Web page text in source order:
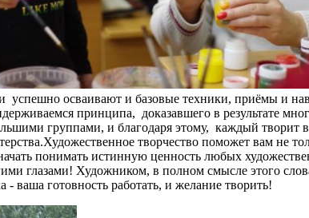
успешно осваивают и базовые техники, приёмы и
принципа, доказавшего в результате
группами, и благодаря этому, каждый творит
творчество поможет вам не
понимать истинную ценность любых
глазами! Художником, в полном смысле этого
- ваша готовность работать, и желание творить!